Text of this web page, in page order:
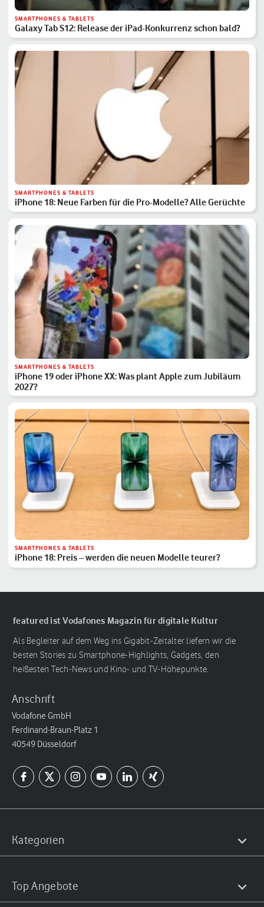
SMARTPHONES & TABLETS
Galaxy Tab S12: Release der iPad-Konkurrenz schon bald?
SMARTPHONES & TABLETS
iPhone 18: Neue Farben für die Pro-Modelle? Alle Gerüchte
SMARTPHONES & TABLETS
iPhone 19 oder iPhone XX: Was plant Apple zum Jubiläum
2027?
SMARTPHONES & TABLETS
iPhone 18: Preis – werden die neuen Modelle teurer?
featured ist Vodafones Magazin für digitale Kultur
Als Begleiter auf dem Weg ins Gigabit-Zeitalter liefern wir die
besten Stories zu Smartphone-Highlights, Gadgets, den
heißesten Tech-News und Kino- und TV-Höhepunkte.
Anschrift
Vodafone GmbH
Ferdinand-Braun-Platz 1
40549 Düsseldorf
Kategorien
Top Angebote